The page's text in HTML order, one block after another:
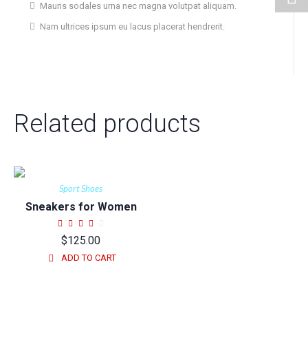
Mauris sodales urna nec magna volutpat aliquam.
Nam ultrices ipsum eu lacus placerat hendrerit.
Related products
Sport Shoes
Sneakers for Women
ADD TO CART
$125.00